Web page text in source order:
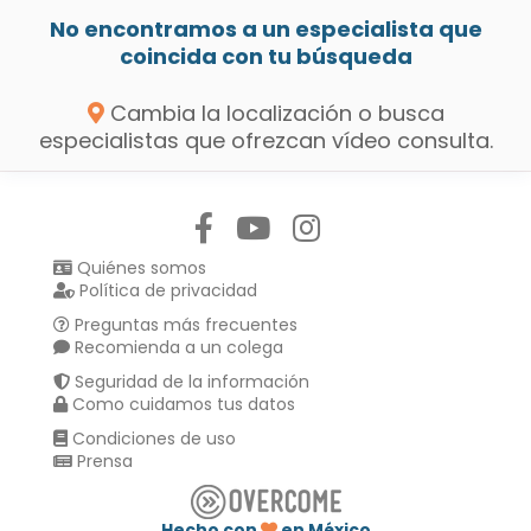
No encontramos a un especialista que
coincida con tu búsqueda
Cambia la localización o busca
especialistas que ofrezcan vídeo consulta.
Quiénes somos
Política de privacidad
Preguntas más frecuentes
Recomienda a un colega
Seguridad de la información
Como cuidamos tus datos
Condiciones de uso
Prensa